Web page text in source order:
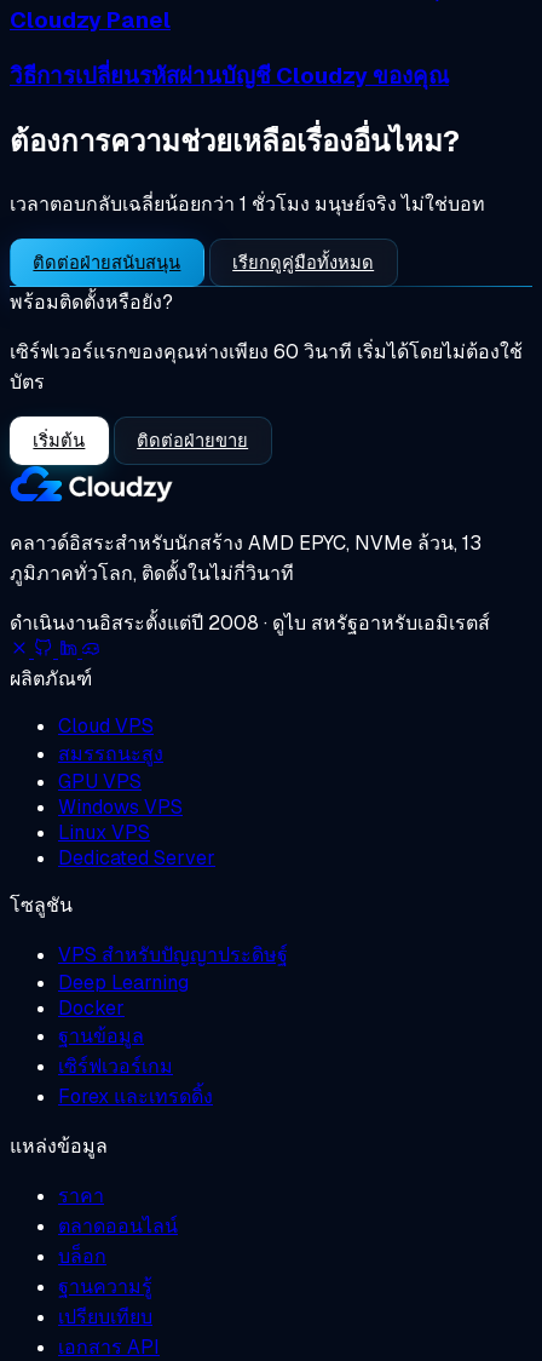
Cloudzy Panel
วิธีการเปลี่ยนรหัสผ่านบัญชี Cloudzy ของคุณ
ต้องการความช่วยเหลือเรื่องอื่นไหม?
เวลาตอบกลับเฉลี่ยน้อยกว่า 1 ชั่วโมง มนุษย์จริง ไม่ใช่บอท
ติดต่อฝ่ายสนับสนุน เรียกดูคู่มือทั้งหมด
พร้อมติดตั้งหรือยัง?
เซิร์ฟเวอร์แรกของคุณห่างเพียง 60 วินาที เริ่มได้โดยไม่ต้องใช้
บัตร
เริ่มต้น ติดต่อฝ่ายขาย
คลาวด์อิสระสำหรับนักสร้าง AMD EPYC, NVMe ล้วน, 13
ภูมิภาคทั่วโลก, ติดตั้งในไม่กี่วินาที
ดำเนินงานอิสระตั้งแต่ปี 2008 · ดูไบ สหรัฐอาหรับเอมิเรตส์
ผลิตภัณฑ์
Cloud VPS
สมรรถนะสูง
GPU VPS
Windows VPS
Linux VPS
Dedicated Server
โซลูชัน
VPS สำหรับปัญญาประดิษฐ์
Deep Learning
Docker
ฐานข้อมูล
เซิร์ฟเวอร์เกม
Forex และเทรดดิ้ง
แหล่งข้อมูล
ราคา
ตลาดออนไลน์
บล็อก
ฐานความรู้
เปรียบเทียบ
เอกสาร API